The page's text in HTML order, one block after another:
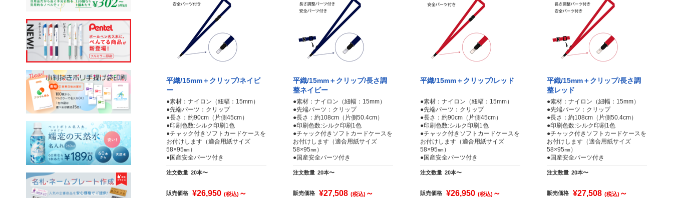
平織/15mm＋クリップ/ネイビ
ー
●素材：ナイロン（紐幅：15mm）
●先端パーツ：クリップ
●長さ：約90cm（片側45cm）
●印刷色数:シルク印刷1色
●チャック付きソフトカードケースを
お付けします（適合用紙サイズ
58×95㎜）
●国産安全パーツ付き
注文数量 20本〜
販売価格 ¥26,950 (税込) ～
平織/15mm＋クリップ/長さ調
整ネイビー
●素材：ナイロン（紐幅：15mm）
●先端パーツ：クリップ
●長さ：約108cm（片側50.4cm）
●印刷色数:シルク印刷1色
●チャック付きソフトカードケースを
お付けします（適合用紙サイズ
58×95㎜）
●国産安全パーツ付き
注文数量 20本〜
販売価格 ¥27,508 (税込) ～
平織/15mm＋クリップ/レッド
●素材：ナイロン（紐幅：15mm）
●先端パーツ：クリップ
●長さ：約90cm（片側45cm）
●印刷色数:シルク印刷1色
●チャック付きソフトカードケースを
お付けします（適合用紙サイズ
58×95㎜）
●国産安全パーツ付き
注文数量 20本〜
販売価格 ¥26,950 (税込) ～
平織/15mm＋クリップ/長さ調
整レッド
●素材：ナイロン（紐幅：15mm）
●先端パーツ：クリップ
●長さ：約108cm（片側50.4cm）
●印刷色数:シルク印刷1色
●チャック付きソフトカードケースを
お付けします（適合用紙サイズ
58×95㎜）
●国産安全パーツ付き
注文数量 20本〜
販売価格 ¥27,508 (税込) ～